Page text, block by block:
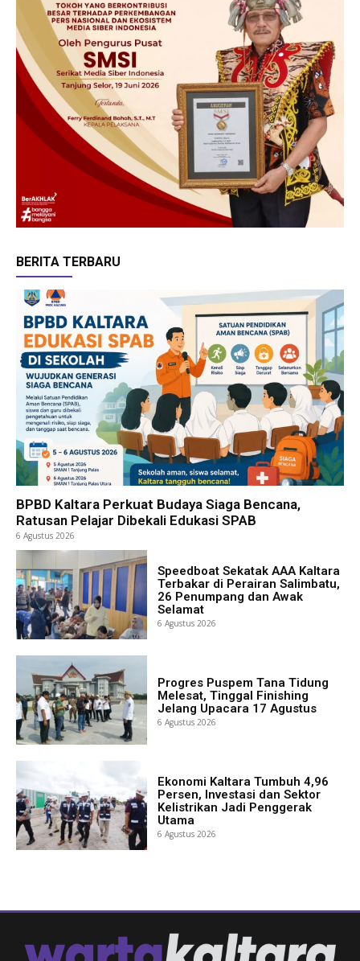
BERITA TERBARU
BPBD Kaltara Perkuat Budaya Siaga Bencana,
Ratusan Pelajar Dibekali Edukasi SPAB
6 Agustus 2026
Speedboat Sekatak AAA Kaltara
Terbakar di Perairan Salimbatu,
26 Penumpang dan Awak
Selamat
6 Agustus 2026
Progres Puspem Tana Tidung
Melesat, Tinggal Finishing
Jelang Upacara 17 Agustus
6 Agustus 2026
Ekonomi Kaltara Tumbuh 4,96
Persen, Investasi dan Sektor
Kelistrikan Jadi Penggerak
Utama
6 Agustus 2026